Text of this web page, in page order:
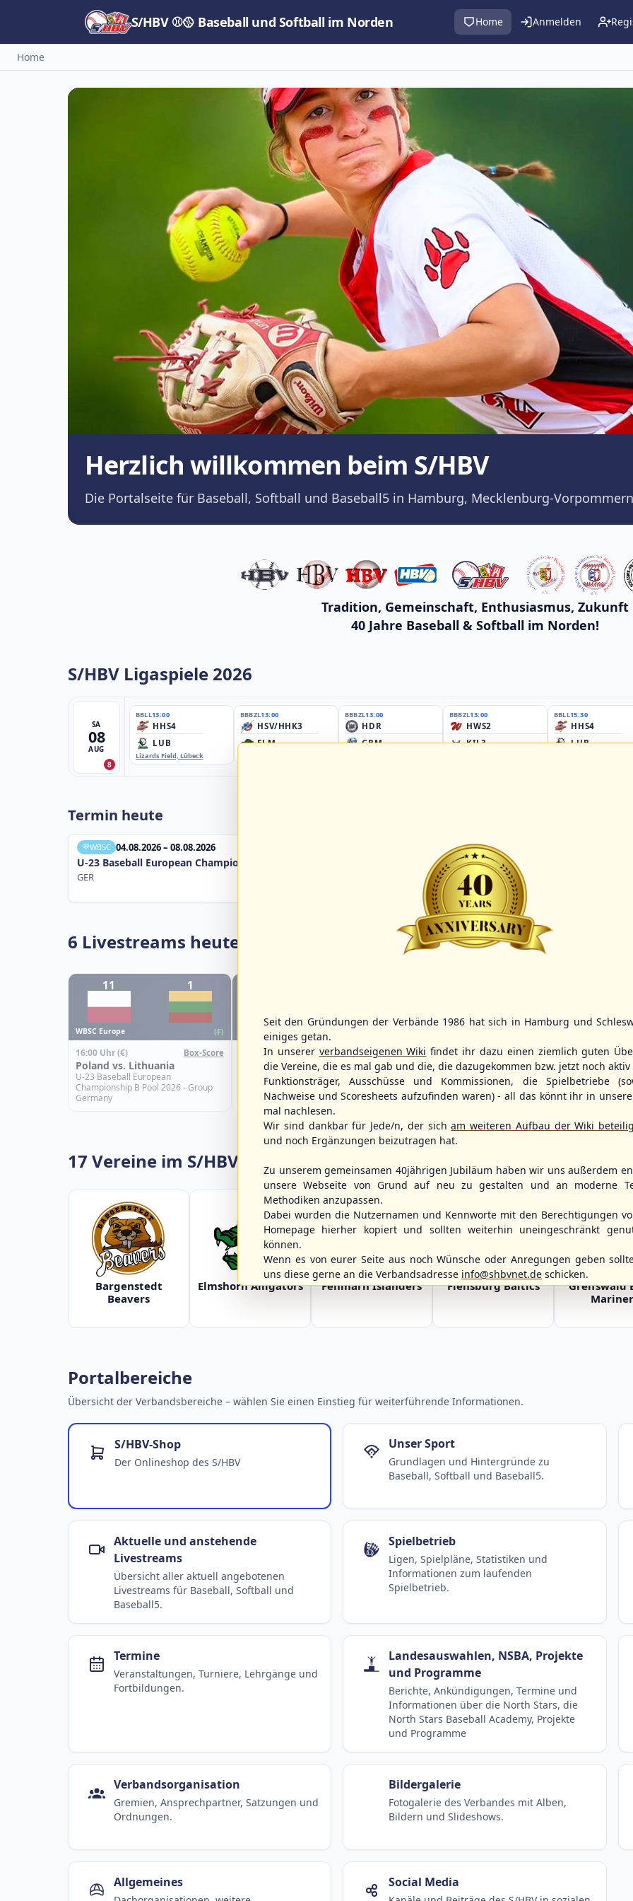
S/HBV ⚾🥎 Baseball und Softball im Norden Home Anmelden
Home
Herzlich willkommen beim S/HBV
Die Portalseite für Baseball, Softball und Baseball5 in Hamburg, Mecklenburg-
Tradition, Gemeinschaft, Enthusiasmus, Zukunft
40 Jahre Baseball & Softball im Norden!
S/HBV Ligaspiele 2026
SA
08
AUG
8
BBLL13:00
HHS4
LUB
Lizards Field, Lübeck
BBBZL13:00
HSV/HHK3
ELM
BBBZL13:00
HDR
GBM
BBBZL13:00
HWS2
KIL3
BBLL15:30
HHS4
LUB
Termin heute
WBSC 04.08.2026 – 08.08.2026
U-23 Baseball European Championship B Pool 2026 - Group Germany
GER
6 Livestreams heute
11 1
WBSC Europe (F)
16:00 Uhr(€) Box-Score
Poland vs. Lithuania
U-23 Baseball European
Championship B Pool 2026 - Group
Germany
WBSC Europe
15:00 Uhr(€) Box-Score
Greece vs. Spain
U-23 Baseball European
Championship B Pool 2026 - Group
12:00 Uhr(€) Box-Score
Denmark vs. Sweden
U-23 Baseball European
Championship B Pool 2026 - Group
Germany
WBSC Europe
11:30 Uhr(€)
Slovakia vs.
U-23 Baseball
Championship B
Spain
17 Vereine im S/HBV
Bargenstedt
Beavers
Elmshorn Alligators Fehmarn Islanders Flensburg Baltics
Greifswald
Portalbereiche
Übersicht der Verbandsbereiche – wählen Sie einen Einstieg für weiterführende Informationen.
S/HBV-Shop
Der Onlineshop des S/HBV
Unser Sport
Grundlagen und Hintergründe zu
Baseball, Softball und Baseball5.
Aktuelle und anstehende
Livestreams
Übersicht aller aktuell angebotenen
Livestreams für Baseball, Softball und
Baseball5.
Spielbetrieb
Ligen, Spielpläne, Statistiken und
Informationen zum laufenden
Spielbetrieb.
Termine
Veranstaltungen, Turniere, Lehrgänge und
Fortbildungen.
Landesauswahlen, NSBA, Projekte
und Programme
Berichte, Ankündigungen, Termine und
Informationen über die North Stars, die
North Stars Baseball Academy, Projekte
und Programme
Verbandsorganisation
Gremien, Ansprechpartner, Satzungen und
Ordnungen.
Bildergalerie
Fotogalerie des Verbandes mit Alben,
Bildern und Slideshows.
Allgemeines Social Media
Seit den Gründungen der Verbände 1986 hat sich in Hamburg und
einiges getan.
In unserer verbandseigenen Wiki findet ihr dazu einen ziemlich guten
die Vereine, die es mal gab und die, die dazugekommen bzw. jetzt noch aktiv
Funktionsträger, Ausschüsse und Kommissionen, die Spielbetriebe
Nachweise und Scoresheets aufzufinden waren) - all das könnt ihr in
mal nachlesen.
Wir sind dankbar für Jede/n, der sicham weiteren Aufbau der Wiki
und noch Ergänzungen beizutragen hat.
Zu unserem gemeinsamen 40jährigen Jubiläum haben wir uns außerdem
unsere Webseite von Grund auf neu zu gestalten und an moderne
Methodiken anzupassen.
Dabei wurden die Nutzernamen und Kennworte mit den Berechtigungen
Homepage hierher kopiert und sollten weiterhin uneingeschränkt
können.
Wenn es von eurer Seite aus noch Wünsche oder Anregungen geben
uns diese gerne an die Verbandsadresse info@shbvnet.de schicken.